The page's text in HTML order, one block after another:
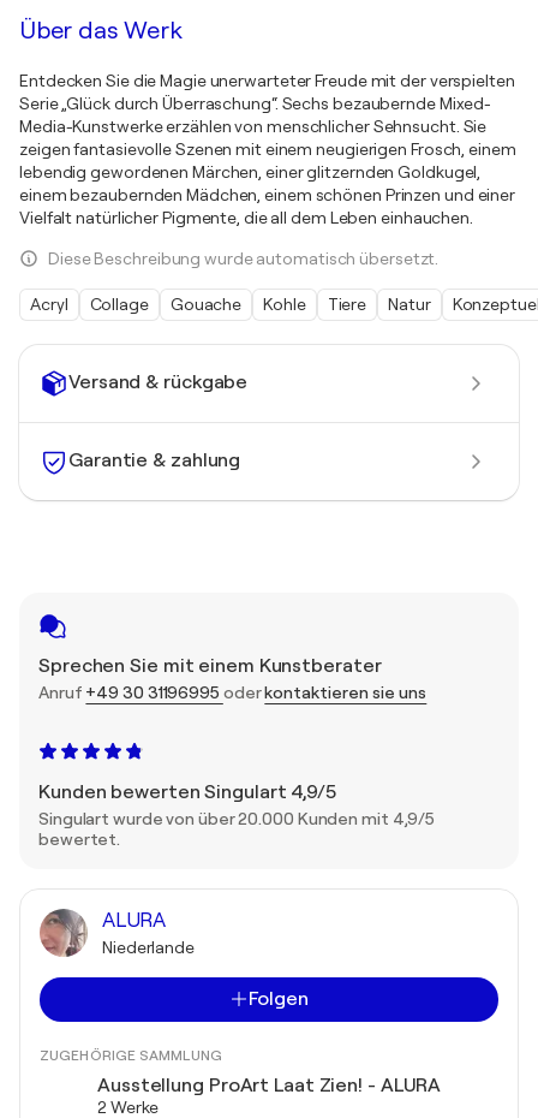
Versand & rückgabe
Garantie & zahlung
Sprechen Sie mit einem Kunstberater
Anruf +49 30 31196995 oderkontaktieren sie uns
Kunden bewerten Singulart 4,9/5
Singulart wurde von über 20.000 Kunden mit 4,9/5
bewertet.
ALURA
Niederlande
Folgen
ZUGEHÖRIGE SAMMLUNG
Ausstellung ProArt Laat Zien! - ALURA
2 Werke
Über das Werk
Entdecken Sie die Magie unerwarteter Freude mit der verspielten
Serie „Glück durch Überraschung“. Sechs bezaubernde Mixed-
Media-Kunstwerke erzählen von menschlicher Sehnsucht. Sie
zeigen fantasievolle Szenen mit einem neugierigen Frosch, einem
lebendig gewordenen Märchen, einer glitzernden Goldkugel,
einem bezaubernden Mädchen, einem schönen Prinzen und einer
Vielfalt natürlicher Pigmente, die all dem Leben einhauchen.
Diese Beschreibung wurde automatisch übersetzt.
Acryl Collage Gouache Kohle Tiere Natur